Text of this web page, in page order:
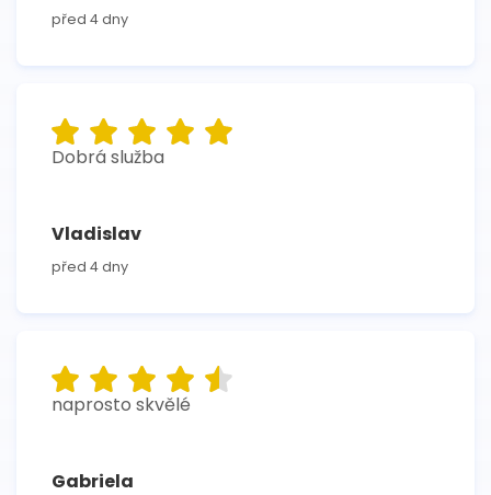
před 4 dny
Dobrá služba
Vladislav
před 4 dny
naprosto skvělé
Gabriela